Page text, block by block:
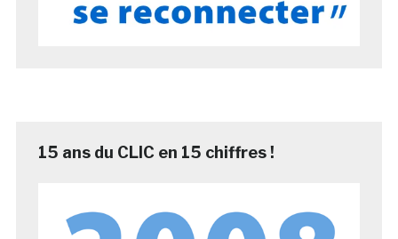
15 ans du CLIC en 15 chiffres !